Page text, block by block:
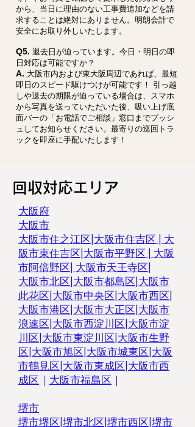
から、当日に理由のない工事費追加などを請
求することは絶対にありません。明朗会計で
安全にお取り外しいたします。
Q5. 退去日が迫っています。今日・明日の即
日対応は可能ですか？
A. 大阪市内および東大阪周辺であれば、最短
即日のスピード駆けつけが可能です！ 引っ越
しや退去の期限が迫っている場合は、スマホ
から写真を送っていただいた後、吸い上げ底
面バーの「お電話でご相談」窓口までプッシ
ュしてお知らせください。最寄りの巡回トラ
ックを即座に手配いたします！
回収対応エリア
大阪府
大阪市
大阪市住之江区 大阪市住吉区
大
阪市東住吉区 大阪市平野区
大阪
市阿倍野区 大阪市天王寺区
大阪市北区 大阪市都島区| 大阪市
此花区 大阪市中央区 大阪市西区
大阪市港区 大阪市大正区 大阪市
浪速区 大阪市西淀川区 大阪市淀
川区 大阪市東淀川区 大阪市生野
区 大阪市旭区 大阪市城東区 大阪
市鶴見区 大阪市東成区 大阪市西
成区 ｜ 大阪市福島区 ｜
堺市
堺市堺区 堺市北区 堺市西区 堺市